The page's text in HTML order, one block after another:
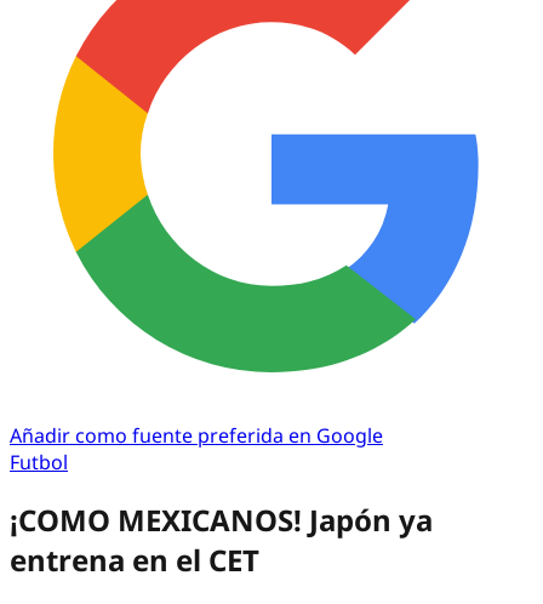
Añadir como fuente preferida en Google
Futbol
¡COMO MEXICANOS! Japón ya
entrena en el CET